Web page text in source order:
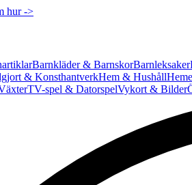
hur ->
Barnkläder & BarnskorBarnleksaker
& KonsthantverkHem & Hushåll
TV-spel & DatorspelVykort & Bilder